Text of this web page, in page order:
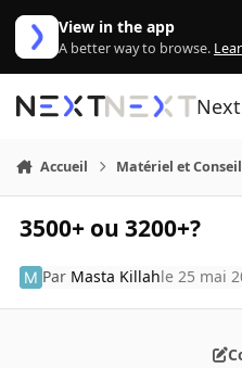
Aller au contenu
View in the app
A better way to browse.
Next
Accueil Matériel et
3500+ ou 3200+?
Par Masta Killahle 25 mai